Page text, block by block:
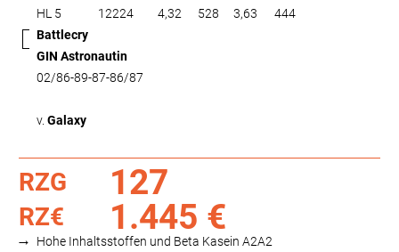
HL 5
12224 4,32 528 3,63
444
Battlecry
GIN Astronautin
02/86-89-87-86/87
v. Galaxy
RZG 127
RZ€ 1.445 €
Hohe Inhaltsstoffen und Beta Kasein A2A2